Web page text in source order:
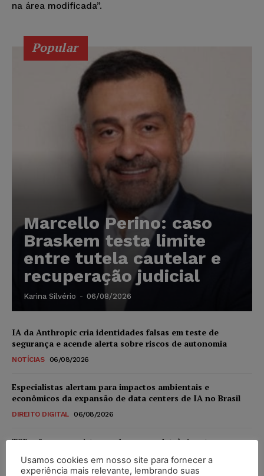
na área modificada”.
Popular
Marcello Perino: caso
Braskem testa limite
entre tutela cautelar e
recuperação judicial
Karina Silvério - 06/08/2026
IA da Anthropic cria identidades falsas em teste de
segurança e acende alerta sobre riscos de autonomia
NOTÍCIAS 06/08/2026
Especialistas alertam para impactos ambientais e
econômicos da expansão de data centers de IA no Brasil
DIREITO DIGITAL 06/08/2026
TSE reforça que sistemas das urnas eletrônicas tornam-se
NOTÍCIAS 06/08/2026
Usamos cookies em nosso site para fornecer a
experiência mais relevante, lembrando suas